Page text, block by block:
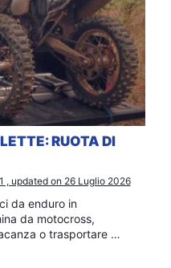
RUOTA DI
, updated on 26 Luglio 2026
da enduro in
da motocross,
o trasportare …